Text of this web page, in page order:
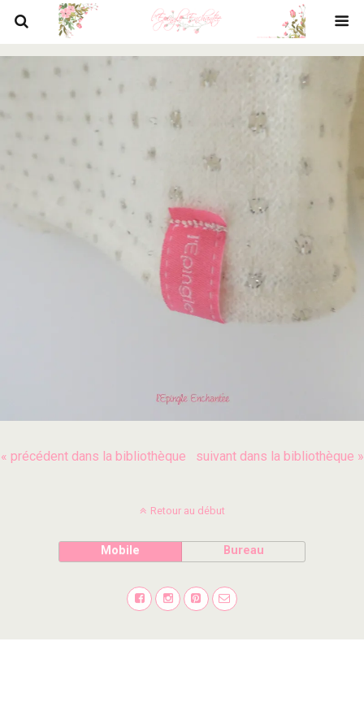
« précédent dans la bibliothèque suivant dans la bibliothèque »
Retour au début
Mobile Bureau